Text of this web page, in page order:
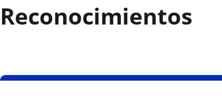
Reconocimientos